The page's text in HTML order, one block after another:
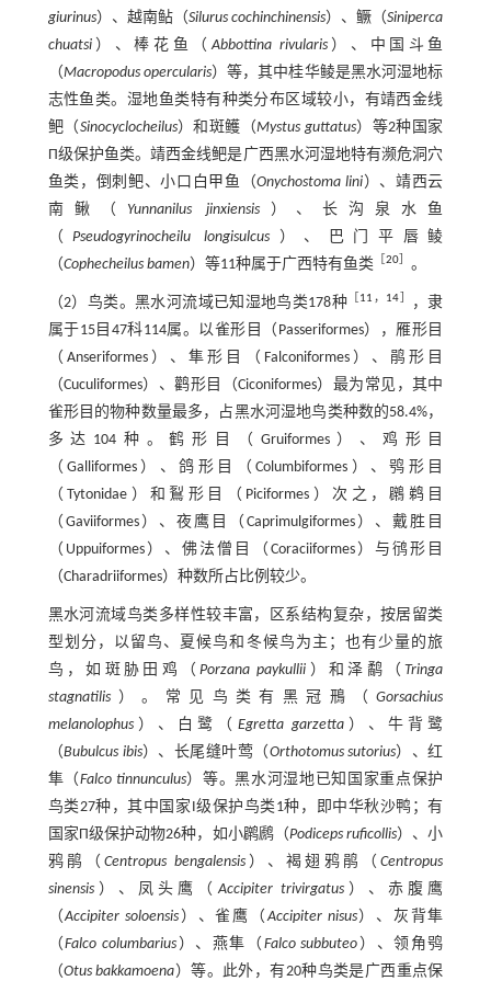
giurinus）、越南鲇（Silurus cochinchinensis）、鳜（Siniperca
chuatsi）、棒花鱼（Abbottina rivularis）、中国斗鱼
（Macropodus opercularis）等，其中桂华鲮是黑水河湿地标
志性鱼类。湿地鱼类特有种类分布区域较小，有靖西金线
鲃（ Sinocyclocheilus）和斑鳠（Mystus guttatus）等2种国家
Π级保护鱼类。靖西金线鲃是广西黑水河湿地特有濒危洞穴
鱼类，倒刺鲃、小口白甲鱼（Onychostoma lini ）、靖西云
南鳅（ Yunnanilus jinxiensis）、长沟泉水鱼
（Pseudogyrinocheilu longisulcus）、巴门平唇鲮
（Cophecheilus bamen）等11种属于广西特有鱼类 20］ 。
（2）鸟类。黑水河流域已知湿地鸟类178种 11 ， 14
，隶
属于15目47科114属。以雀形目（Passeriformes），雁形目
（Anseriformes）、隼形目（Falconiformes）、鹃形目
（Cuculiformes）、鹳形目（Ciconiformes）最为常见，其中
雀形目的物种数量最多，占黑水河湿地鸟类种数的58.4%，
多达104种。鹤形目（Gruiformes）、鸡形目
（Galliformes）、鸽形目（Columbiformes）、鸮形目
（Tytonidae）和鴷形目（Piciformes）次之，鸊鹈目
（Gaviiformes）、夜鹰目（Caprimulgiformes）、戴胜目
（Uppuiformes）、佛法僧目（Coraciiformes）与鸻形目
（Charadriiformes）种数所占比例较少。
黑水河流域鸟类多样性较丰富，区系结构复杂，按居留类
型划分，以留鸟、夏候鸟和冬候鸟为主；也有少量的旅
鸟，如斑胁田鸡（Porzana paykullii ）和泽鹬（Tringa
stagnatilis）。常见鸟类有黑冠鳽（Gorsachius
melanolophus）、白鹭（ Egretta garzetta）、牛背鹭
（Bubulcus ibis）、长尾缝叶莺（ Orthotomus sutorius）、红
隼（ Falco tinnunculus）等。黑水河湿地已知国家重点保护
鸟类27种，其中国家I级保护鸟类1种，即中华秋沙鸭；有
国家Π级保护动物26种，如小䴙䴘（Podiceps ruficollis）、小
鸦鹃（Centropus bengalensis）、褐翅鸦鹃（Centropus
sinensis）、凤头鹰（Accipiter trivirgatus）、赤腹鹰
（Accipiter soloensis ）、雀鹰（Accipiter nisus）、灰背隼
（Falco columbarius）、燕隼（ Falco subbuteo ）、领角鸮
（Otus bakkamoena ）等。此外，有20种鸟类是广西重点保